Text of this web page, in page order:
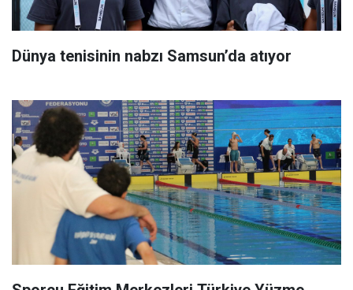
Dünya tenisinin nabzı Samsun’da atıyor